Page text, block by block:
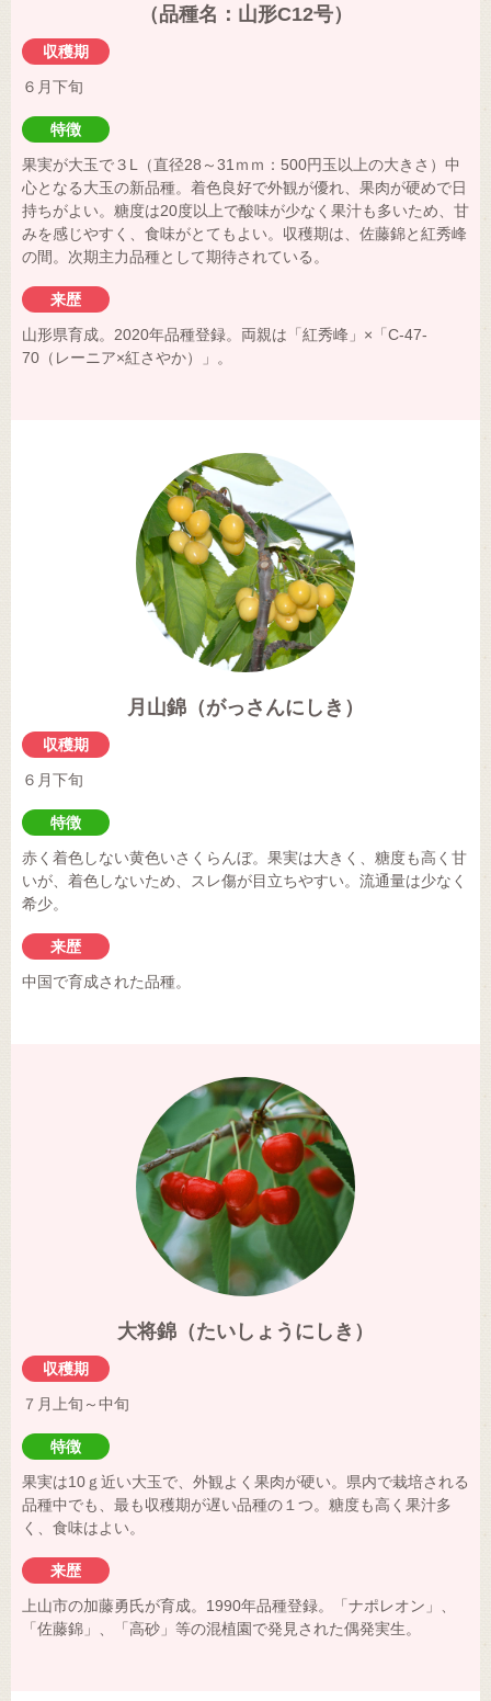
（品種名：山形C12号）
収穫期
６月下旬
特徴
果実が大玉で３L（直径28～31ｍｍ：500円玉以上の大きさ）中
心となる大玉の新品種。着色良好で外観が優れ、果肉が硬めで日
持ちがよい。糖度は20度以上で酸味が少なく果汁も多いため、甘
みを感じやすく、食味がとてもよい。収穫期は、佐藤錦と紅秀峰
の間。次期主力品種として期待されている。
来歴
山形県育成。2020年品種登録。両親は「紅秀峰」×「C-47-
70（レーニア×紅さやか）」。
月山錦（がっさんにしき）
収穫期
６月下旬
特徴
赤く着色しない黄色いさくらんぼ。果実は大きく、糖度も高く甘
いが、着色しないため、スレ傷が目立ちやすい。流通量は少なく
希少。
来歴
中国で育成された品種。
大将錦（たいしょうにしき）
収穫期
７月上旬～中旬
特徴
果実は10ｇ近い大玉で、外観よく果肉が硬い。県内で栽培される
品種中でも、最も収穫期が遅い品種の１つ。糖度も高く果汁多
く、食味はよい。
来歴
上山市の加藤勇氏が育成。1990年品種登録。「ナポレオン」、
「佐藤錦」、「高砂」等の混植園で発見された偶発実生。